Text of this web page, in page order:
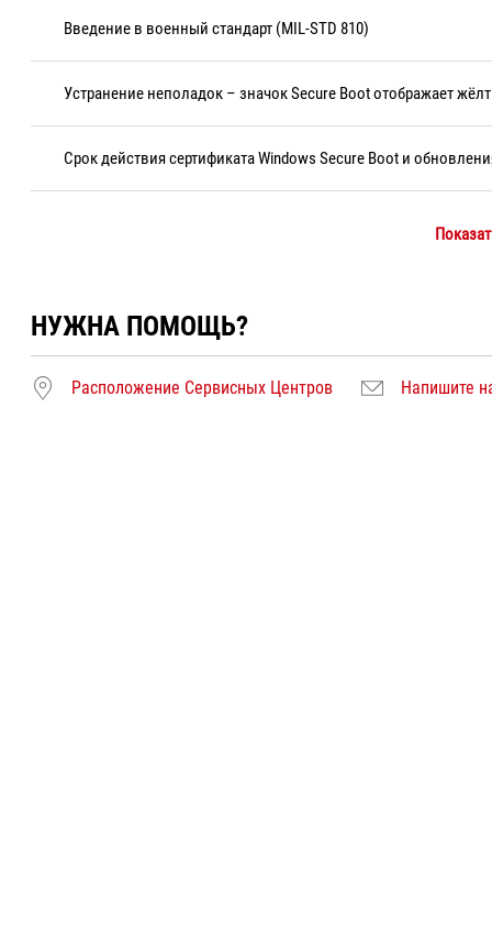
Введение в военный стандарт (MIL-STD 810)
Устранение неполадок – значок Secure Boot отображает
Срок действия сертификата Windows Secure Boot и
НУЖНА ПОМОЩЬ?
Расположение Сервисных Центров Напишите